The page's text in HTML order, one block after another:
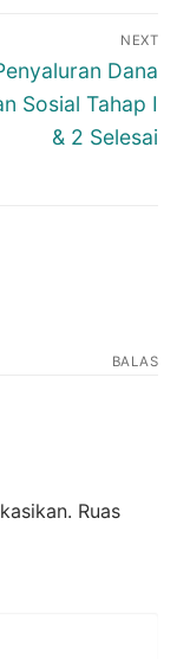
NEXT
Dana
Sosial Tahap I
& 2 Selesai
BALAS
Ruas